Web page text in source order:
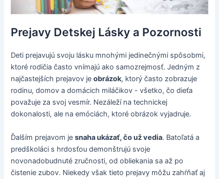
Prejavy Detskej Lásky a Pozornosti
Deti prejavujú svoju lásku mnohými jedinečnými spôsobmi,
ktoré rodičia často vnímajú ako samozrejmosť. Jedným z
najčastejších prejavov jeobrázok, ktorý často zobrazuje
rodinu, domov a domácich miláčikov - všetko, čo dieťa
považuje za svoj vesmír. Nezáleží na technickej
dokonalosti, ale na emóciách, ktoré obrázok vyjadruje.
Ďalším prejavom jesnaha ukázať, čo už vedia. Batoľatá a
predškoláci s hrdosťou demonštrujú svoje
novonadobudnuté zručnosti, od obliekania sa až po
čistenie zubov. Niekedy však tieto prejavy môžu zahŕňať aj